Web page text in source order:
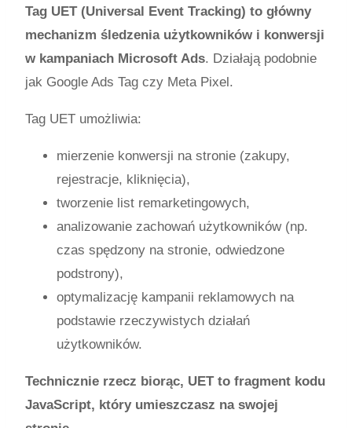
Tag UET (Universal Event Tracking) to główny
mechanizm śledzenia użytkowników i konwersji
w kampaniach Microsoft Ads. Działają podobnie
jak Google Ads Tag czy Meta Pixel.
Tag UET umożliwia:
mierzenie konwersji na stronie (zakupy,
rejestracje, kliknięcia),
tworzenie list remarketingowych,
analizowanie zachowań użytkowników (np.
czas spędzony na stronie, odwiedzone
podstrony),
optymalizację kampanii reklamowych na
podstawie rzeczywistych działań
użytkowników.
Technicznie rzecz biorąc, UET to fragment kodu
JavaScript, który umieszczasz na swojej